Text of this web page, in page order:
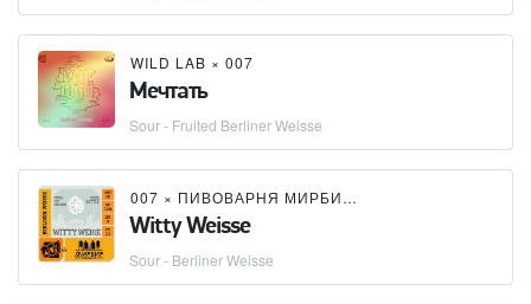
WILD LAB × 007
Мечтать
Sour - Fruited Berliner Weisse
007 × ПИВОВАРНЯ МИРБИР (MIRBEER BREWERY)
Witty Weisse
Sour - Berliner Weisse